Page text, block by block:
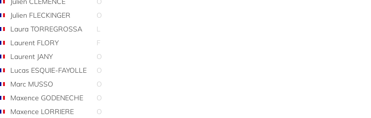
Julien FLECKINGER
O
Laura TORREGROSSA
L
Laurent FLORY
F
Laurent JANY
O
Lucas ESQUIE-FAYOLLE
O
Marc MUSSO
O
Maxence GODENECHE
O
Maxence LORRIERE
O